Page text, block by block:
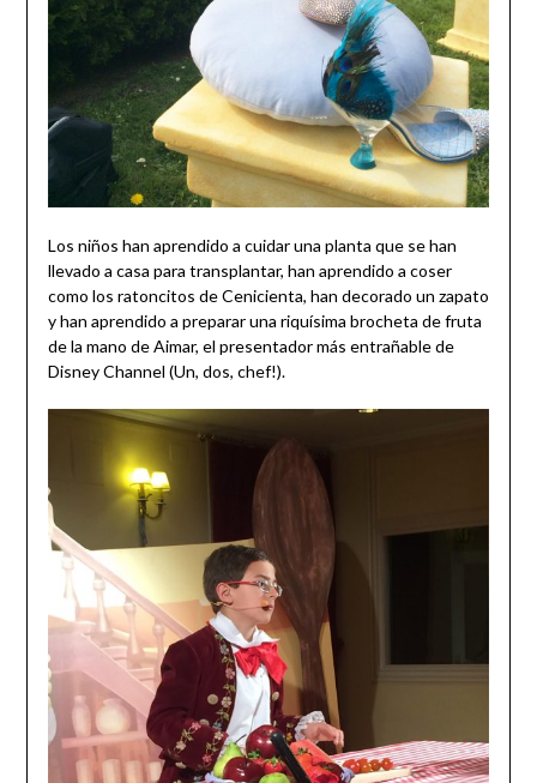
Los niños han aprendido a cuidar una planta que se han
llevado a casa para transplantar, han aprendido a coser
como los ratoncitos de Cenicienta, han decorado un zapato
y han aprendido a preparar una riquísima brocheta de fruta
de la mano de Aimar, el presentador más entrañable de
Disney Channel (Un, dos, chef!).